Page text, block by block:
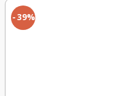
39%